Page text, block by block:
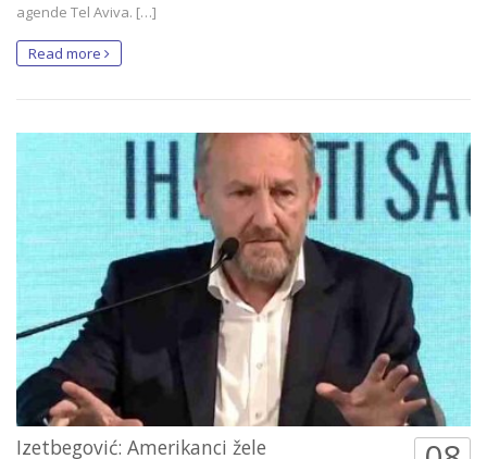
agende Tel Aviva. […]
Read more
Izetbegović: Amerikanci žele